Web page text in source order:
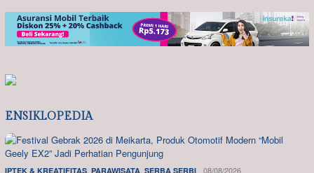
ENSIKLOPEDIA
IPTEK & KREATIFITAS PARAWISATA SERBA SERBI 08/08/2026